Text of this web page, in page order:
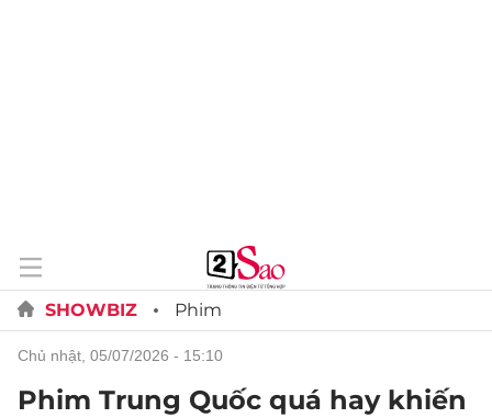
SHOWBIZ Phim
chủ nhật, 05/07/2026 - 15:10
Phim Trung Quốc quá hay khiến